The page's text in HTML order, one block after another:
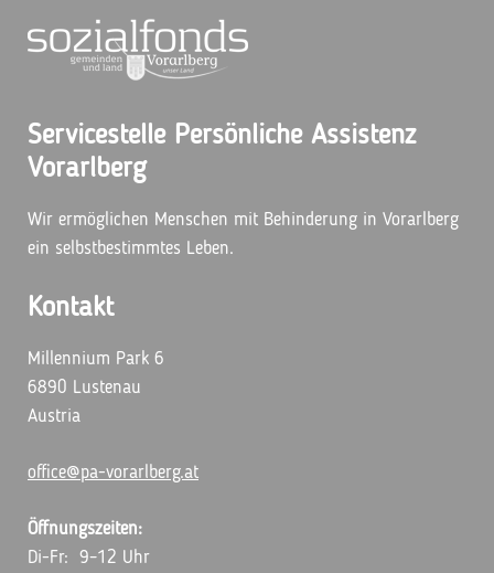
Servicestelle Persönliche Assistenz
Vorarlberg
Wir ermöglichen Menschen mit Behinderung in Vorarlberg
ein selbstbestimmtes Leben.
Kontakt
Millennium Park 6
6890 Lustenau
Austria
office@pa-vorarlberg.at
Öffnungszeiten:
Di-Fr: 9–12 Uhr